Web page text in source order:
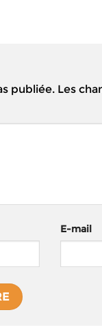
publiée. Les
E-mail